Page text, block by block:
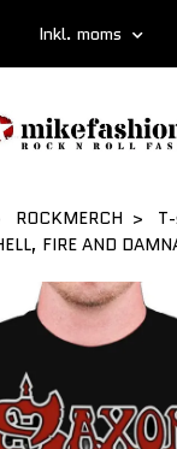
Inkl. moms
ROCKMERCH
FIRE AND